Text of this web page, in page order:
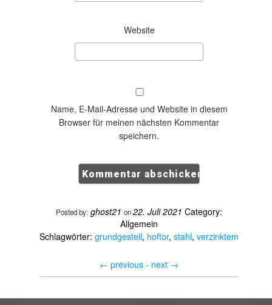
Website
Name, E-Mail-Adresse und Website in diesem
Browser für meinen nächsten Kommentar
speichern.
Posted by: ghost21 on22. Juli 2021 Category:
Allgemein
Schlagwörter: grundgestell, hoftor, stahl, verzinktem
← previous - next →